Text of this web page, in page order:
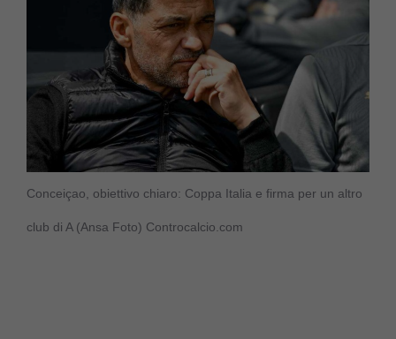
Conceiçao, obiettivo chiaro: Coppa Italia e firma per un altro
club di A (Ansa Foto) Controcalcio.com